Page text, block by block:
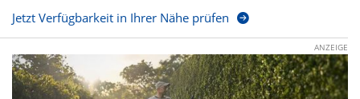
Jetzt Verfügbarkeit in Ihrer Nähe prüfen
ANZEIGE